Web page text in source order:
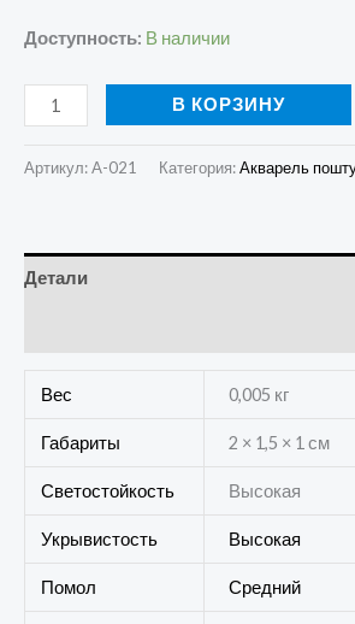
Доступность: В наличии
В КОРЗИНУ
Артикул:A-021 Категория:Акварель
Детали
Вес 0,005 кг
Габариты 2 × 1,5 × 1 см
Светостойкость Высокая
Укрывистость Высокая
Помол Средний